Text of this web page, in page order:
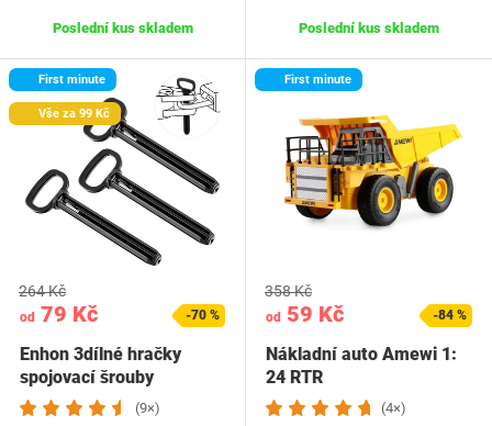
Poslední kus skladem Poslední kus skladem
First minute
Vše za 99 Kč
od 79 Kč
264 Kč
-70 %
Enhon 3dílné hračky
spojovací šrouby
Příslušenství k autům…
(9×)
First minute
od 59 Kč
358 Kč
-84 %
Nákladní auto Amewi 1:
24 RTR
(4×)